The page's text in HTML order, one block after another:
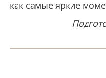
как самые яркие